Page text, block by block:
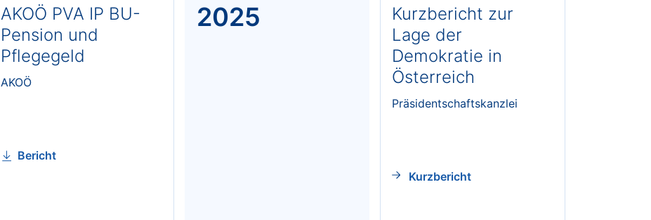
AKOÖ PVA IP BU-
Pension und
Pflegegeld
AKOÖ
Bericht
2025
Kurzbericht zur
Lage der
Demokratie in
Österreich
Präsidentschaftskanzlei
Kurzbericht